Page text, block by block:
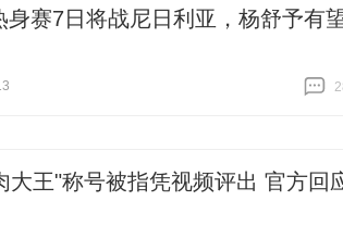
赛7日将战尼日利亚，杨舒予有
大王"称号被指凭视频评出 官方回